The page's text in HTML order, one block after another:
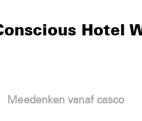
Hotel
Meedenken vanaf casco